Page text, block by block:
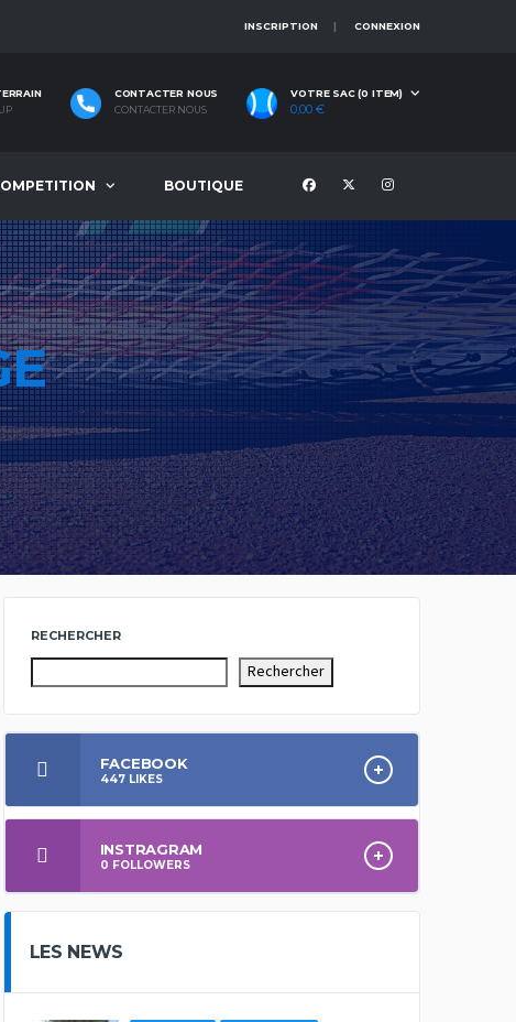
INSCRIPTION CONNEXION
CONTACTER NOUS
CONTACTER NOUS
VOTRE SAC (0 ITEM)
0,00€
BOUTIQUE
RECHERCHER
Rechercher
FACEBOOK
447LIKES
INSTRAGRAM
0 FOLLOWERS
LES NEWS